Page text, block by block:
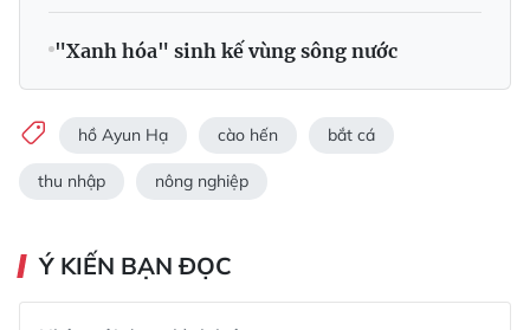
"Xanh hóa" sinh kế vùng sông nước
hồ Ayun Hạ cào hến bắt cá
thu nhập nông nghiệp
Ý KIẾN BẠN ĐỌC